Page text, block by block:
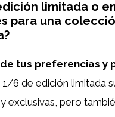
limitada o
para una
tus preferencias y
1/6 de edición limitada
exclusivas, pero